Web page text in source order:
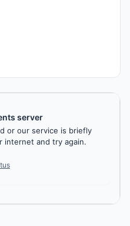
server
or our service is briefly
internet and try again.